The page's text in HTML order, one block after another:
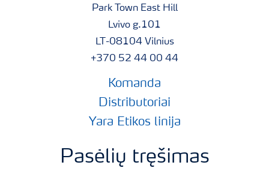
Park Town East Hill
Lvivo g.101
LT-08104 Vilnius
+370 52 44 00 44
Komanda
Distributoriai
Yara Etikos linija
Pasėlių tręšimas